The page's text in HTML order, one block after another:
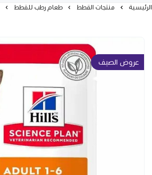
الرئيسية منتجات القطط طعام رطب للقطط
عروض الصيف